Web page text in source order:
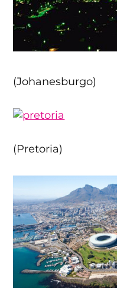
(Johanesburgo)
(Pretoria)